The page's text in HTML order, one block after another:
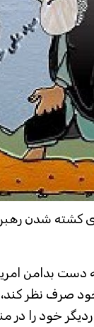
کشته شدن
دست بدامن
صرف نظر
خود را در